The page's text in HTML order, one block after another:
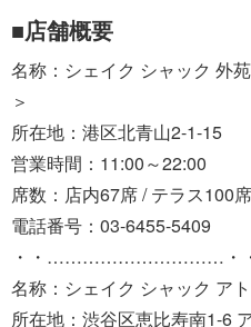
■店舗概要
名称：シェイク シャック 外
＞
所在地：港区北青山2-1-15
営業時間：11:00～22:00
席数：店内67席 / テラス100席
電話番号：03-6455-5409
・・…………………………・
名称：シェイク シャック ア
所在地：渋谷区恵比寿南1-6